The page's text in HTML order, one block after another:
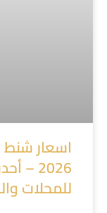
اسعار
2026
للمحلات